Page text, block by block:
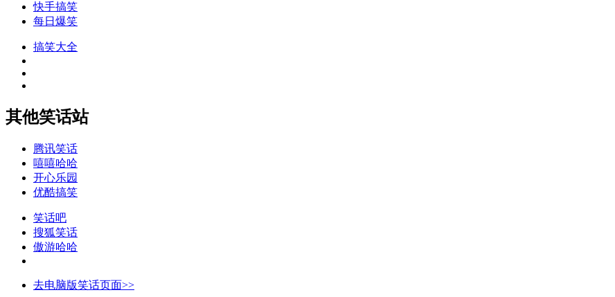
快手搞笑
每日爆笑
搞笑大全
其他笑话站
腾讯笑话
嘻嘻哈哈
开心乐园
优酷搞笑
笑话吧
搜狐笑话
傲游哈哈
去电脑版笑话页面>>